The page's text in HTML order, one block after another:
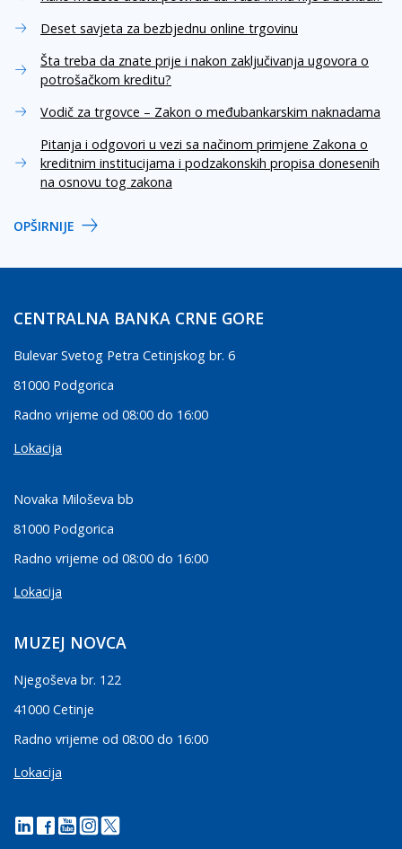
Deset savjeta za bezbjednu online trgovinu
Šta treba da znate prije i nakon zaključivanja ugovora o
potrošačkom kreditu?
Vodič za trgovce – Zakon o međubankarskim naknadama
Pitanja i odgovori u vezi sa načinom primjene Zakona o
kreditnim institucijama i podzakonskih propisa donesenih
na osnovu tog zakona
OPŠIRNIJE
CENTRALNA BANKA CRNE GORE
Bulevar Svetog Petra Cetinjskog br. 6
81000 Podgorica
Radno vrijeme od 08:00 do 16:00
Lokacija
Novaka Miloševa bb
81000 Podgorica
Radno vrijeme od 08:00 do 16:00
Lokacija
MUZEJ NOVCA
Njegoševa br. 122
41000 Cetinje
Radno vrijeme od 08:00 do 16:00
Lokacija